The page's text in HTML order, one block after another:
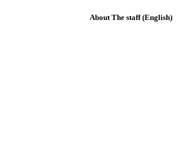
(English) About The staff